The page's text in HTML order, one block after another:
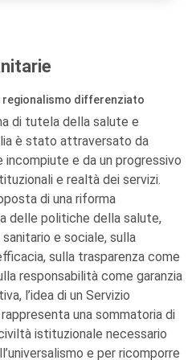
regionalismo differenziato
di tutela della salute e
è stato attraversato da
incompiute e da un progressivo
e realtà dei servizi.
di una riforma
delle politiche della salute,
e sociale, sulla
sulla trasparenza come
responsabilità come garanzia
l’idea di un Servizio
una sommatoria di
istituzionale necessario
e per ricomporre